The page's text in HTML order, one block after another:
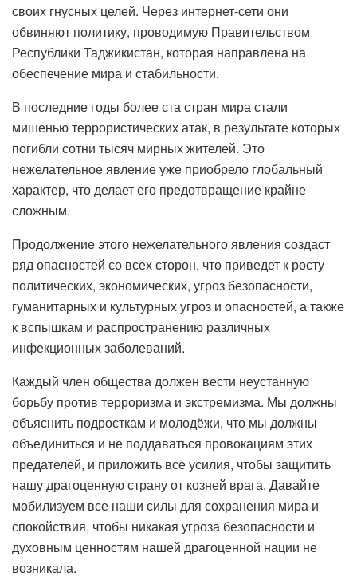
своих гнусных целей. Через интернет-сети они
обвиняют политику, проводимую Правительством
Республики Таджикистан, которая направлена ​​на
обеспечение мира и стабильности.
В последние годы более ста стран мира стали
мишенью террористических атак, в результате которых
погибли сотни тысяч мирных жителей. Это
нежелательное явление уже приобрело глобальный
характер, что делает его предотвращение крайне
сложным.
Продолжение этого нежелательного явления создаст
ряд опасностей со всех сторон, что приведет к росту
политических, экономических, угроз безопасности,
гуманитарных и культурных угроз и опасностей, а также
к вспышкам и распространению различных
инфекционных заболеваний.
Каждый член общества должен вести неустанную
борьбу против терроризма и экстремизма. Мы должны
объяснить подросткам и молодёжи, что мы должны
объединиться и не поддаваться провокациям этих
предателей, и приложить все усилия, чтобы защитить
нашу драгоценную страну от козней врага. Давайте
мобилизуем все наши силы для сохранения мира и
спокойствия, чтобы никакая угроза безопасности и
духовным ценностям нашей драгоценной нации не
возникала.